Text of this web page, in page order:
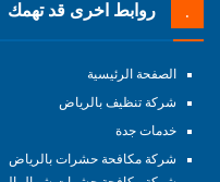
روابط اخرى قد تهمك
الصفحة الرئيسية
شركة تنظيف بالرياض
خدمات جدة
شركة مكافحة حشرات بالرياض